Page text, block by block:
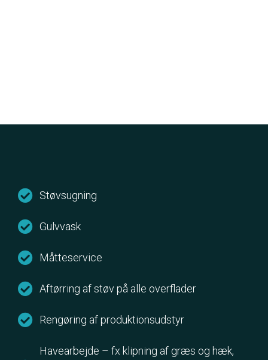
Støvsugning
Gulvvask
Måtteservice
Aftørring af støv på alle overflader
Rengøring af produktionsudstyr
Havearbejde – fx klipning af græs og hæk,